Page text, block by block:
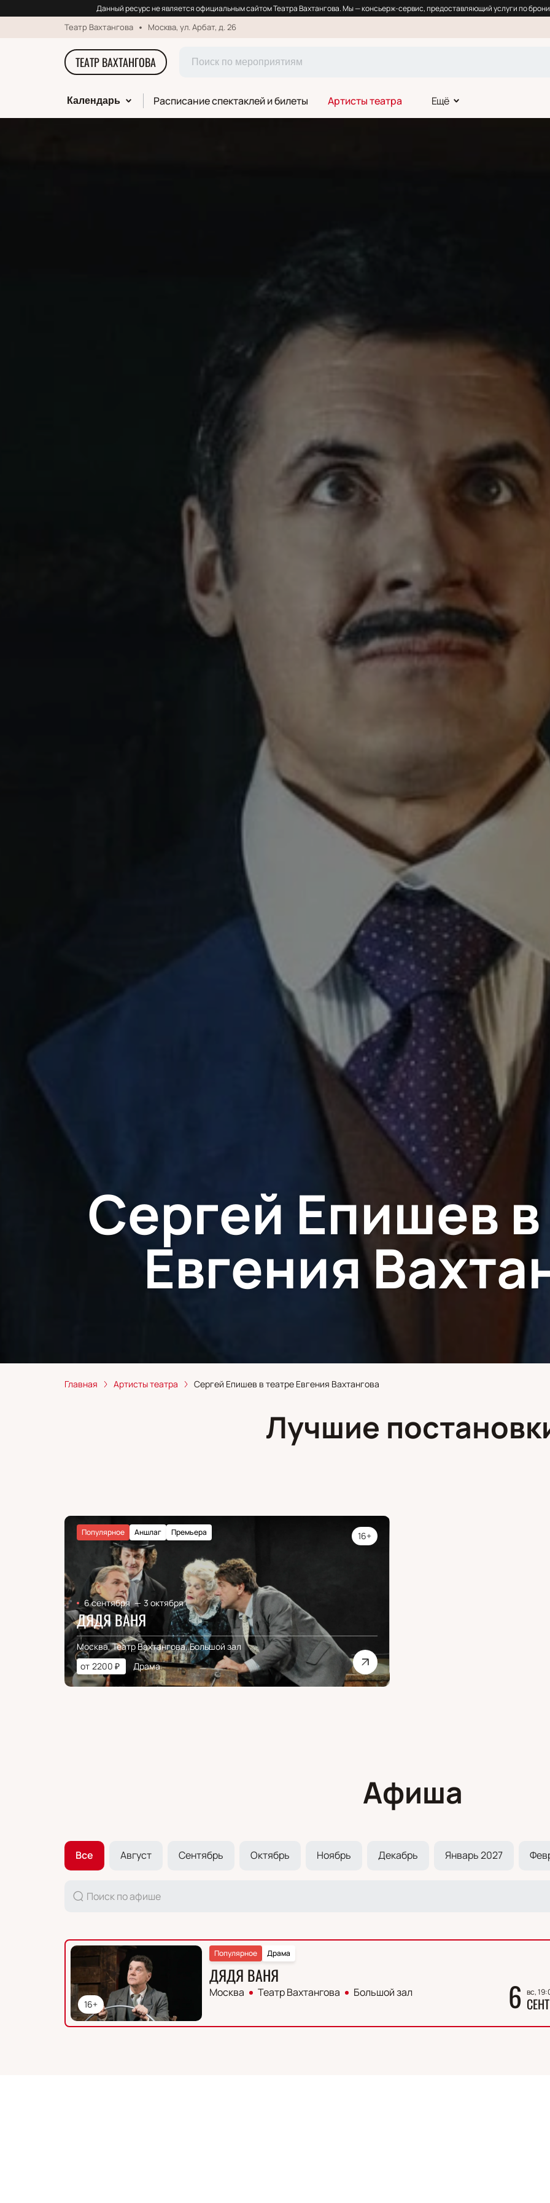
Данный ресурс не является официальным сайтом Театра Вахтангова. Мы — консьерж-сервис, предоставляющий услуги по
Театр Вахтангова Москва, ул. Арбат, д. 26
ТЕАТР ВАХТАНГОВА
Календарь Расписание спектаклей и билеты Артисты театра Ещё
Сергей Епишев
Евгения
Главная Артисты театра Сергей Епишев в театре Евгения Вахтангова
Лучшие
Популярное Аншлаг Премьера 16+
6 сентября — 3 октября
ДЯДЯ ВАНЯ
Москва, Театр Вахтангова, Большой зал
от 2200 ₽ Драма
Афиша
Все Август Сентябрь Октябрь Ноябрь Декабрь Январь 2027
16+
Драма
Популярное
ДЯДЯ ВАНЯ
Москва Театр Вахтангова Большой зал 6 вс,
СЕНТ